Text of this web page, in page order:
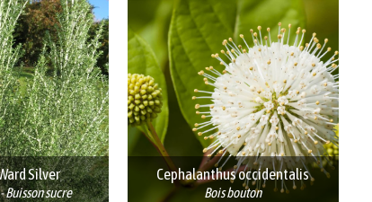
Silver
Buisson sucre
Cephalanthus occidentalis
Bois bouton